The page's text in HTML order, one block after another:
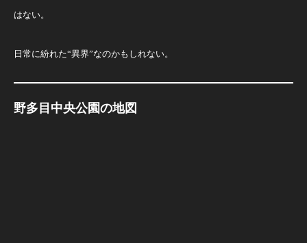
はない。
日常に紛れた“異界”なのかもしれない。
野多目中央公園の地図